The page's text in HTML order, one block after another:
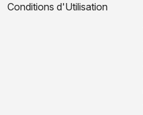
Conditions d'Utilisation